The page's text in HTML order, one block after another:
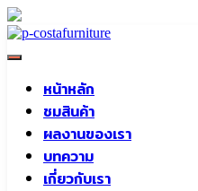
Skip
content
หน้าหลัก
ชมสินค้า
ผลงานของเรา
บทความ
เกี่ยวกับเรา